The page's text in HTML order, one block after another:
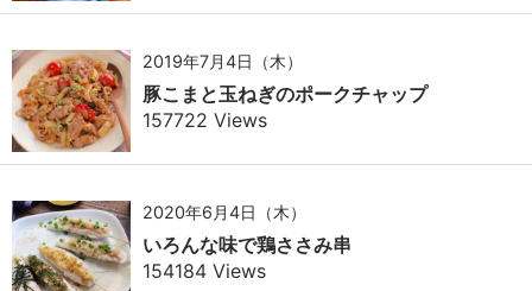
2019年7月4日（木）
豚こまと玉ねぎのポークチャップ
157722 Views
2020年6月4日（木）
いろんな味で鶏ささみ串
154184 Views